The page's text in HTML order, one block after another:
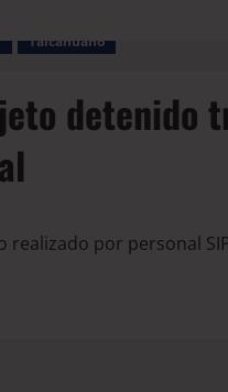
Talcahuano
por personal